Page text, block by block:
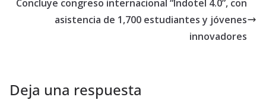
Concluye congreso internacional “Indotel 4.0”, con
asistencia de 1,700 estudiantes y jóvenes
innovadores
Deja una respuesta